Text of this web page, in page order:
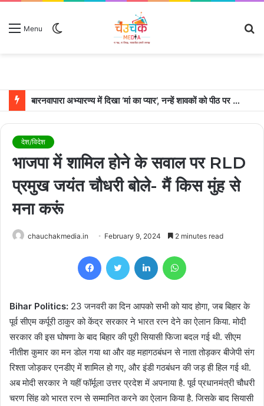
Menu
बारनवापारा अभ्यारण्य में दिखा ‘मां का प्यार’, नन्हें शावकों को पीठ पर बैठाकर घूमती दिखी मादा भालू
देश/विदेश
भाजपा में शामिल होने के सवाल पर RLD
प्रमुख जयंत चौधरी बोले- मैं किस मुंह से
मना करूं
chauchakmedia.in February 9, 2024 2 minutes read
FacebookTwitter LinkedIn
Bihar Politics: 23 जनवरी का दिन आपको सभी को याद होगा, जब बिहार के
पूर्व सीएम कर्पूरी ठाकुर को केंद्र सरकार ने भारत रत्न देने का ऐलान किया. मोदी
सरकार की इस घोषणा के बाद बिहार की पूरी सियासी फिजा बदल गई थी. सीएम
नीतीश कुमार का मन डोल गया था और वह महागठबंधन से नाता तोड़कर बीजेपी संग
रिश्ता जोड़कर एनडीए में शामिल हो गए, और इंडी गठबंधन की जड़ ही हिल गई थी.
अब मोदी सरकार ने यहीं फॉर्मूला उत्तर प्रदेश में अपनाया है. पूर्व प्रधानमंत्री चौधरी
चरण सिंह को भारत रत्न से सम्मानित करने का ऐलान किया है. जिसके बाद सियासी